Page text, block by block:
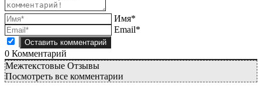
Имя*
Email*
0 Комментарий
Межтекстовые Отзывы
Посмотреть все комментарии